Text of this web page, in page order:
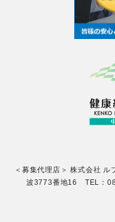
＜募集代理店＞ 株式会社
波3773番地16 TEL：